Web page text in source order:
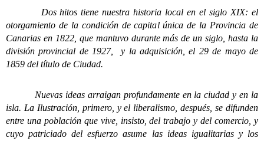
Dos hitos tiene nuestra historia local en el siglo XIX: el
otorgamiento de la condición de capital única de la Provincia de
Canarias en 1822, que mantuvo durante más de un siglo, hasta la
división provincial de 1927, y la adquisición, el 29 de mayo de
1859 del título de Ciudad.
Nuevas ideas arraigan profundamente en la ciudad y en la
isla. La Ilustración, primero, y el liberalismo, después, se difunden
entre una población que vive, insisto, del trabajo y del comercio, y
cuyo patriciado del esfuerzo asume las ideas igualitarias y los